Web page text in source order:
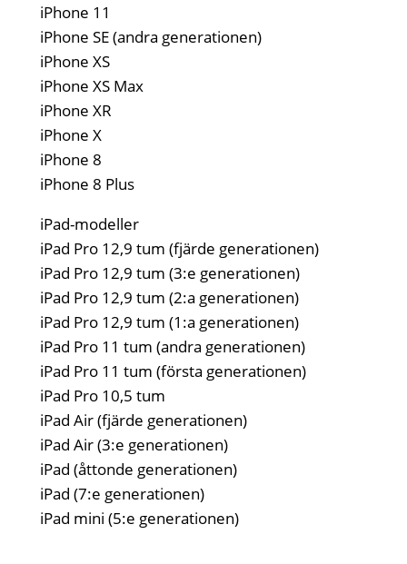
iPhone 11
iPhone SE (andra generationen)
iPhone XS
iPhone XS Max
iPhone XR
iPhone X
iPhone 8
iPhone 8 Plus
iPad-modeller
iPad Pro 12,9 tum (fjärde generationen)
iPad Pro 12,9 tum (3:e generationen)
iPad Pro 12,9 tum (2:a generationen)
iPad Pro 12,9 tum (1:a generationen)
iPad Pro 11 tum (andra generationen)
iPad Pro 11 tum (första generationen)
iPad Pro 10,5 tum
iPad Air (fjärde generationen)
iPad Air (3:e generationen)
iPad (åttonde generationen)
iPad (7:e generationen)
iPad mini (5:e generationen)